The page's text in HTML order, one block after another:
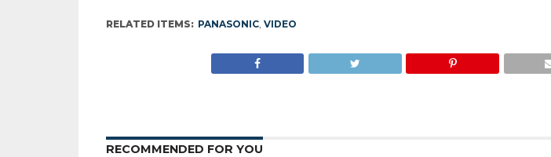
RELATED ITEMS: PANASONIC, VIDEO
RECOMMENDED FOR YOU